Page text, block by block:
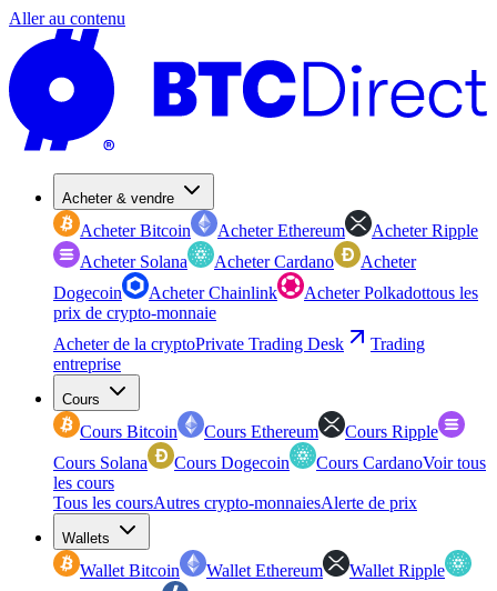
Aller au contenu
Acheter & vendre
Acheter Bitcoin Acheter Ethereum
Acheter Ripple
Acheter Solana
Acheter Cardano
Acheter
Dogecoin
Acheter Chainlink Acheter Polkadottous les
prix de crypto-monnaie
Acheter de la cryptoPrivate Trading Desk
Trading
entreprise
Cours
Cours Bitcoin Cours Ethereum
Cours Ripple
Cours Solana
Cours Dogecoin Cours CardanoVoir tous
les cours
Tous les coursAutres crypto-monnaiesAlerte de prix
Wallets
Wallet Bitcoin Wallet Ethereum
Wallet Ripple